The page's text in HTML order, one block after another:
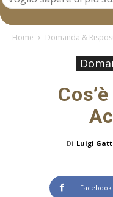
Home Domanda &
Di Luigi
Facebook